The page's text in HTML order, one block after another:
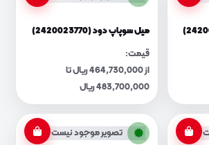
میل سوپاپ دود (2420023770)
قیمت:
از 464,730,000 ریال تا
483,700,000 ریال
تصویر موجود نیست